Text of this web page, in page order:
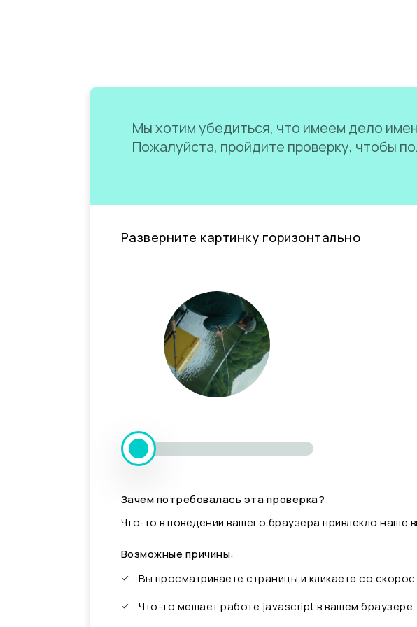
Мы хотим убедиться, что имеем дело
Пожалуйста, пройдите проверку, чтобы
Разверните картинку горизонтально
Зачем потребовалась эта проверка?
Что-то в поведении вашего браузера привлекло наше
Возможные причины:
Вы просматриваете страницы и кликаете со
Что-то мешает работе javascript в вашем браузере